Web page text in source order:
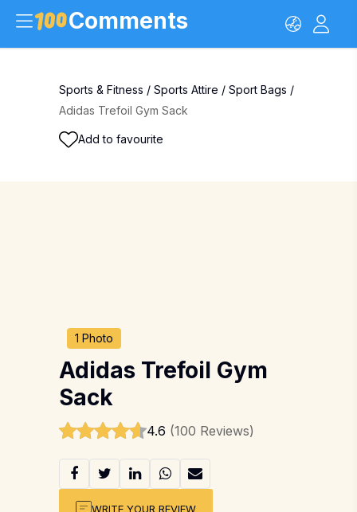
Comments
Sports & Fitness / Sports Attire / Sport Bags /
Adidas Trefoil Gym Sack
Add to favourite
1 Photo
Adidas Trefoil Gym
Sack
4.6 (100 Reviews)
WRITE YOUR REVIEW